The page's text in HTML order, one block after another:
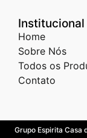
Institucional
Home
Sobre Nós
Todos os
Contato
Grupo Espirita Casa